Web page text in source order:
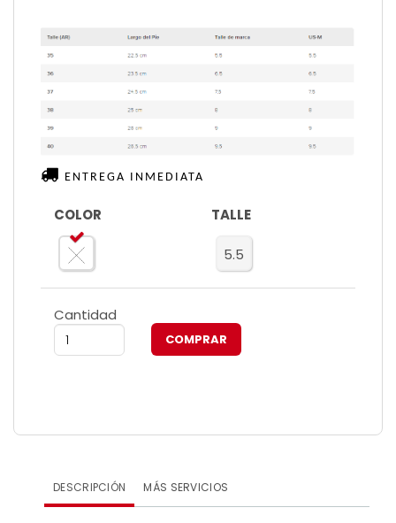
ENTREGA INMEDIATA
COLOR TALLE
5.5
Cantidad
DESCRIPCIÓN MÁS SERVICIOS